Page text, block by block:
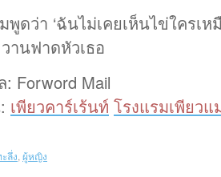
ดว่า ‘ฉันไม่เคยเห็นไข่ใครเห
านฟาดหัวเธอ
Forword Mail
เพียวคาร์เร้นท์ โรงแรมเพียว
ลึ่ง ผู้หญิง